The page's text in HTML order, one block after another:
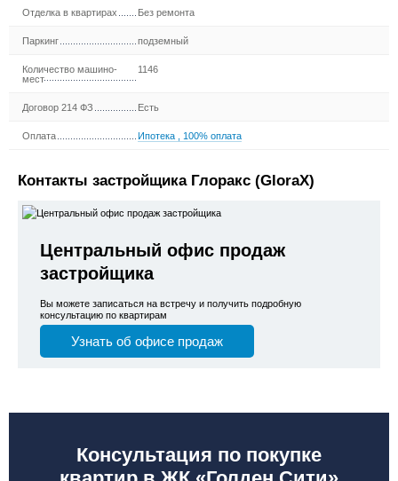
Отделка в квартирах Без ремонта
Паркинг подземный
Количество машино-
мест
1146
Договор 214 ФЗ Есть
Оплата Ипотека 100% оплата
Контакты застройщика Глоракс (GloraX)
Центральный офис продаж
застройщика
Вы можете записаться на встречу и получить подробную
консультацию по квартирам
Узнать об офисе продаж
Консультация по покупке